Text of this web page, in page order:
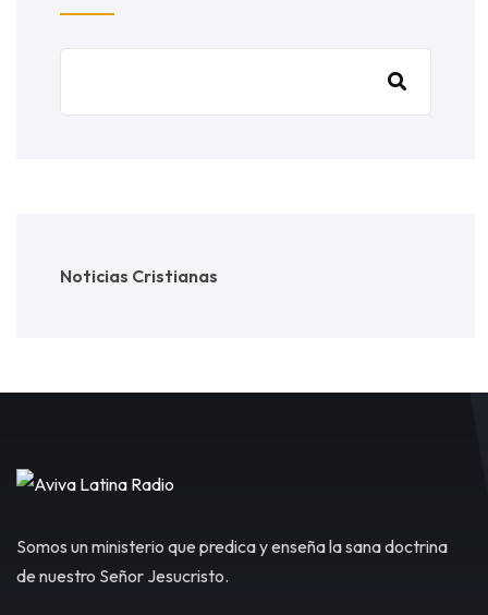
Noticias Cristianas
Somos un ministerio que predica y enseña la sana doctrina
de nuestro Señor Jesucristo.